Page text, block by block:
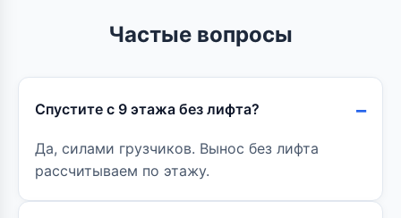
Частые вопросы
Спустите с 9 этажа без лифта?
Да, силами грузчиков. Вынос без лифта
рассчитываем по этажу.